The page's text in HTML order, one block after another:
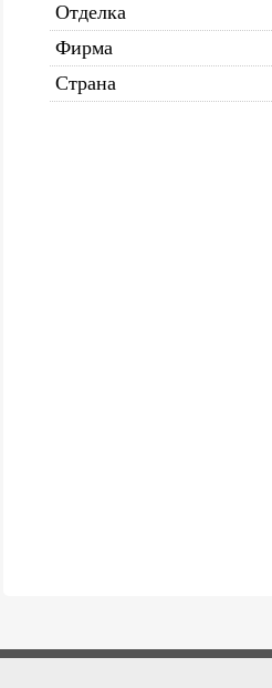
Отделка
Фирма
Страна